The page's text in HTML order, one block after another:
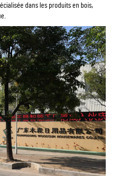
dans les produits en bois,